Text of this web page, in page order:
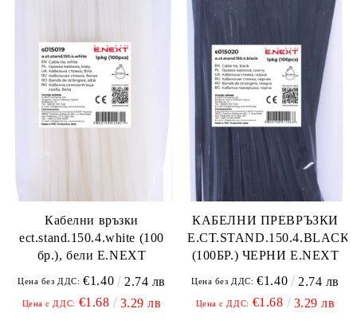
Кабелни връзки
ect.stand.150.4.white (100
бр.), бели E.NEXT
Цена без ДДС: €1.40 2.74 лв
Цена с ДДС: €1.68 3.29 лв
КАБЕЛНИ ПРЕВРЪЗКИ
E.CT.STAND.150.4.BLACK
(100БР.) ЧЕРНИ E.NEXT
Цена без ДДС: €1.40 2.74 лв
Цена с ДДС: €1.68 3.29 лв